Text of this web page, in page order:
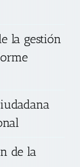
la gestión
de la